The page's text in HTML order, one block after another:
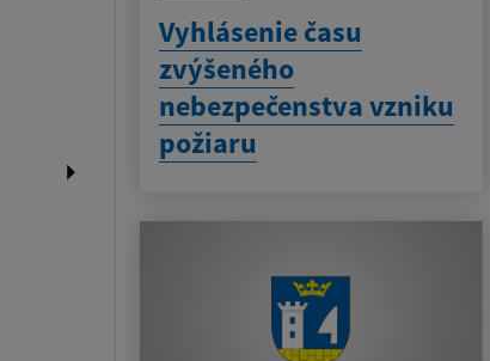
Vyhlásenie času
zvýšeného
nebezpečenstva vzniku
požiaru